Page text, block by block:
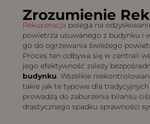
Zrozumienie
Rekuperacja polega na
powietrza usuwanego z budynku i
go do ogrzewania świeżego
Proces ten odbywa się w centrali
jego efektywność zależy
budynku. Wszelkie
takie jak te typowe dla
prowadzą do zaburzenia bilansu
drastycznego spadku sprawności